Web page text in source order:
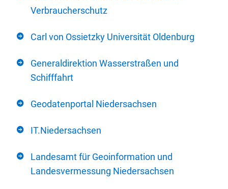
Verbraucherschutz
Carl von Ossietzky Universität Oldenburg
Generaldirektion Wasserstraßen und
Schifffahrt
Geodatenportal Niedersachsen
IT.Niedersachsen
Landesamt für Geoinformation und
Landesvermessung Niedersachsen